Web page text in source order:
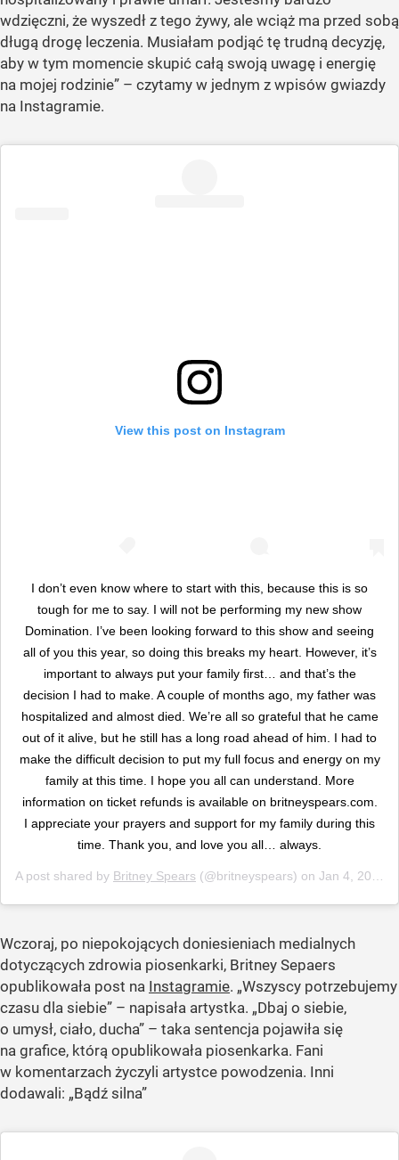
wdzięczni, że wyszedł z tego żywy, ale wciąż ma przed sobą
długą drogę leczenia. Musiałam podjąć tę trudną decyzję,
aby w tym momencie skupić całą swoją uwagę i energię
na mojej rodzinie” – czytamy w jednym z wpisów gwiazdy
na Instagramie.
View this post on Instagram
I don’t even know where to start with this, because this is so
tough for me to say. I will not be performing my new show
Domination. I’ve been looking forward to this show and seeing
all of you this year, so doing this breaks my heart. However, it’s
important to always put your family first… and that’s the
decision I had to make. A couple of months ago, my father was
hospitalized and almost died. We’re all so grateful that he came
out of it alive, but he still has a long road ahead of him. I had to
make the difficult decision to put my full focus and energy on my
family at this time. I hope you all can understand. More
information on ticket refunds is available on britneyspears.com.
I appreciate your prayers and support for my family during this
time. Thank you, and love you all… always.
A post shared by Britney Spears (@britneyspears) on Jan 4, 2019 at 9:01am PST
Wczoraj, po niepokojących doniesieniach medialnych
dotyczących zdrowia piosenkarki, Britney Sepaers
opublikowała post na Instagramie. „Wszyscy potrzebujemy
czasu dla siebie” – napisała artystka. „Dbaj o siebie,
o umysł, ciało, ducha” – taka sentencja pojawiła się
na grafice, którą opublikowała piosenkarka. Fani
w komentarzach życzyli artystce powodzenia. Inni
dodawali: „Bądź silna”